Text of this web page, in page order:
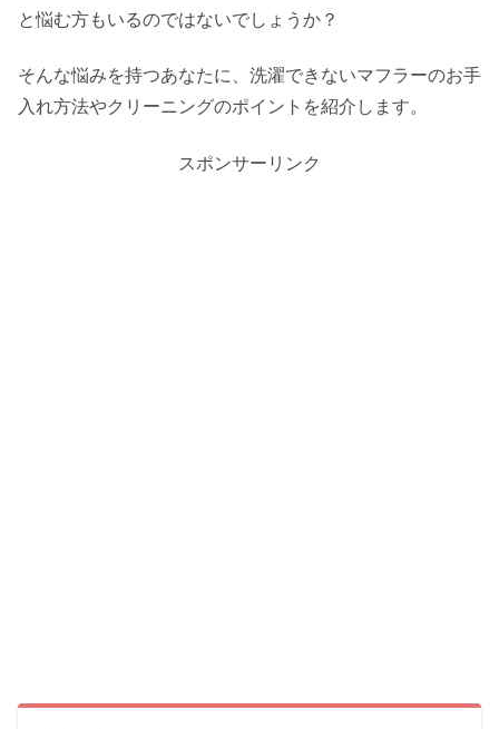
と悩む方もいるのではないでしょうか？
そんな悩みを持つあなたに、洗濯できないマフラーのお手
入れ方法やクリーニングのポイントを紹介します。
スポンサーリンク